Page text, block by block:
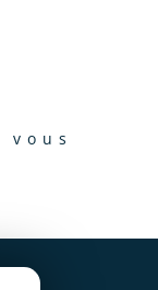
vous